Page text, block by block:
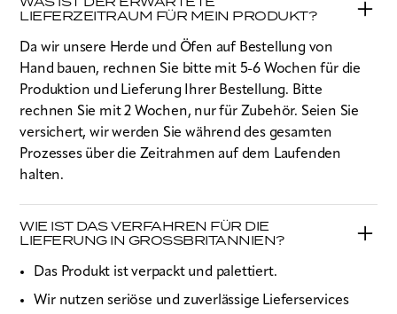
LIEFERZEITRAUM FÜR MEIN PRODUKT?
Da wir unsere Herde und Öfen auf Bestellung von
Hand bauen, rechnen Sie bitte mit 5-6 Wochen für die
Produktion und Lieferung Ihrer Bestellung. Bitte
rechnen Sie mit 2 Wochen, nur für Zubehör. Seien Sie
versichert, wir werden Sie während des gesamten
Prozesses über die Zeitrahmen auf dem Laufenden
halten.
WIE IST DAS VERFAHREN FÜR DIE
LIEFERUNG IN GROSSBRITANNIEN?
Das Produkt ist verpackt und palettiert.
Wir nutzen seriöse und zuverlässige Lieferservices